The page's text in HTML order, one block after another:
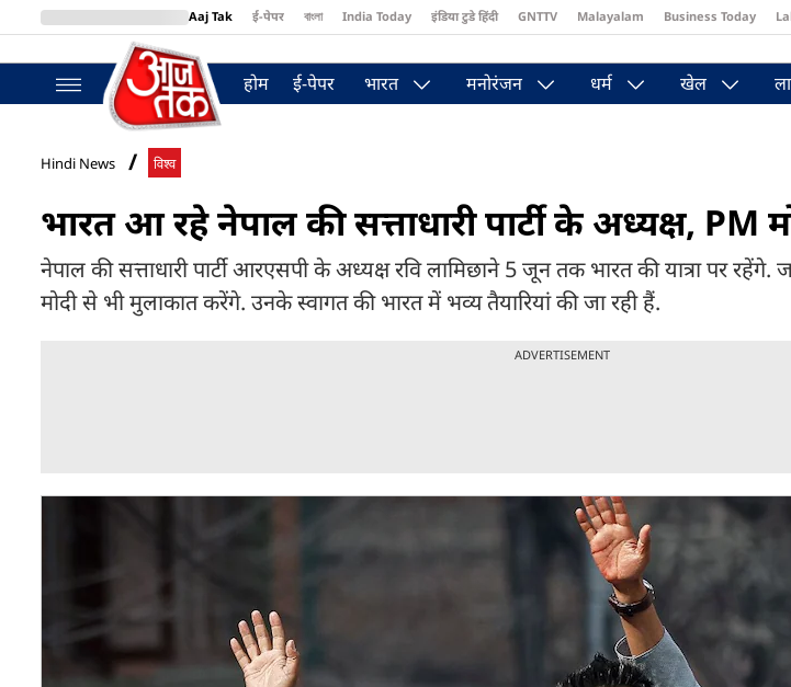
Aaj Tak ई-पेपर বাংলা India Today इंडिया टुडे हिंदी GNTTV Malayalam Business Today
BT Bazaar
होम ई-पेपर भारत मनोरंजन धर्म खेल
Hindi News विश्व
भारत आ रहे नेपाल की सत्ताधारी पार्टी के अध्यक्ष, PM
नेपाल की सत्ताधारी पार्टी आरएसपी के अध्यक्ष रवि लामिछाने 5 जून तक भारत की यात्रा पर रहेंगे.
मोदी से भी मुलाकात करेंगे. उनके स्वागत की भारत में भव्य तैयारियां की जा रही हैं.
ADVERTISEMENT